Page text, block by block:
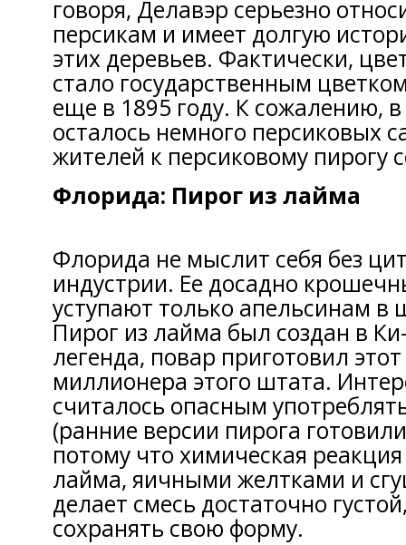
говоря, Делавэр серьезно
персикам и имеет долгую
этих деревьев. Фактически,
стало государственным
еще в 1895 году. К сожалению,
осталось немного персиковых
жителей к персиковому пирогу
Флорида: Пирог из лайма
Флорида не мыслит себя без
индустрии. Ее досадно
уступают только апельсинам
Пирог из лайма был создан в
легенда, повар приготовил
миллионера этого штата.
считалось опасным
(ранние версии пирога
потому что химическая
лайма, яичными желтками и
делает смесь достаточно
сохранять свою форму.